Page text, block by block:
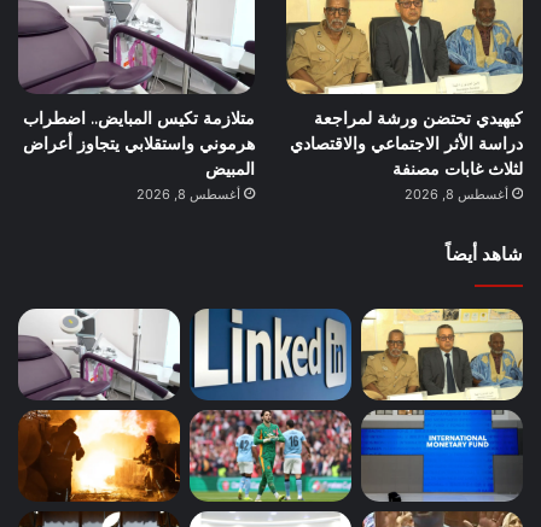
كيهيدي تحتضن ورشة لمراجعة
دراسة الأثر الاجتماعي والاقتصادي
لثلاث غابات مصنفة
أغسطس 8, 2026
متلازمة تكيس المبايض.. اضطراب
هرموني واستقلابي يتجاوز أعراض
المبيض
أغسطس 8, 2026
شاهد أيضاً